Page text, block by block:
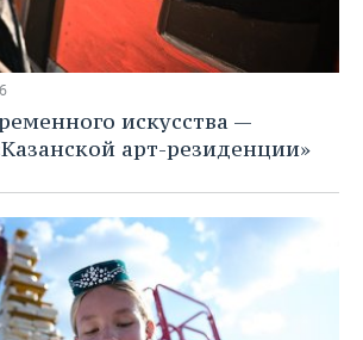
искусства —
арт-резиденции»